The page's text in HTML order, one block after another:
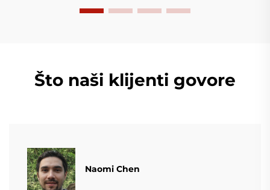
Što naši klijenti govore
Naomi Chen